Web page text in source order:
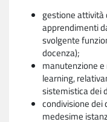
gestione attività
apprendimenti
svolgente
docenza);
manutenzione
learning,
sistemistica dei
condivisione dei
medesime